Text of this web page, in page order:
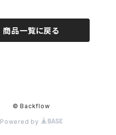
商品一覧に戻る
© Backflow
Powered by